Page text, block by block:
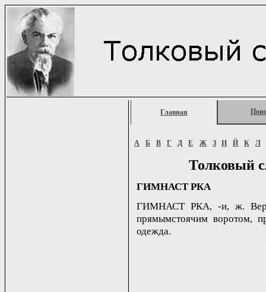
Главная
А Б В Г Д Е Ж З И Й К Л
Толковый
ГИМНАСТ РКА
ГИМНАСТ РКА, -и, ж.
прямымстоячим воротом,
одежда.